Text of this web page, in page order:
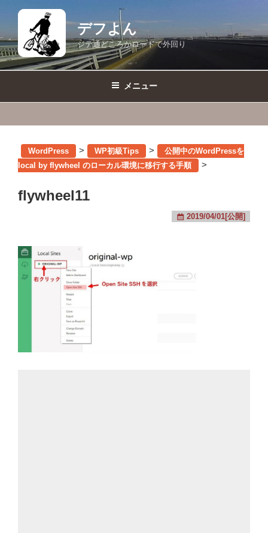
テ
ン
ツ
デフよん
ジテ通どころかロードで外回り
メニュー
WordPress > WP初級Tips >
公開中のWordPressを
local by flywheel のローカル環境に移行する手順
>
flywheel11
2019/04/01[公開]